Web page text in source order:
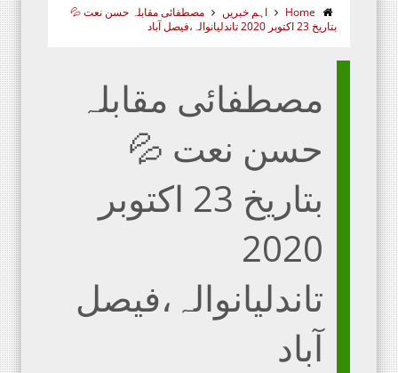
Home اہم خبریں
مصطفائی مقابلہ حسن نعت 💦
بتاریخ 23 اکتوبر 2020 تاندلیانوالہ،فیصل آباد
مصطفائی مقابلہ
حسن نعت 💦
بتاریخ 23 اکتوبر
2020
تاندلیانوالہ،فیصل
آباد